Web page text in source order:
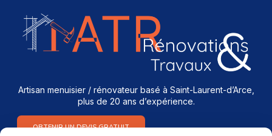
Artisan menuisier / rénovateur basé à Saint-Laurent-d’Arce,
plus de 20 ans d’expérience.
OBTENIR UN DEVIS GRATUIT